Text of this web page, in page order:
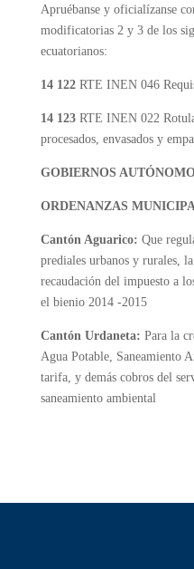
Apruébanse y oficialízanse
modificatorias 2 y 3 de los
ecuatorianos:
14 122 RTE INEN 046
14 123RTE INEN 022
procesados, envasados y
GOBIERNOS
ORDENANZAS
Cantón Aguarico: Que
prediales urbanos y rurales,
recaudación del impuesto a
el bienio 2014 -2015
Cantón Urdaneta: Para la
Agua Potable, Saneamiento
tarifa, y demás cobros del
saneamiento ambiental